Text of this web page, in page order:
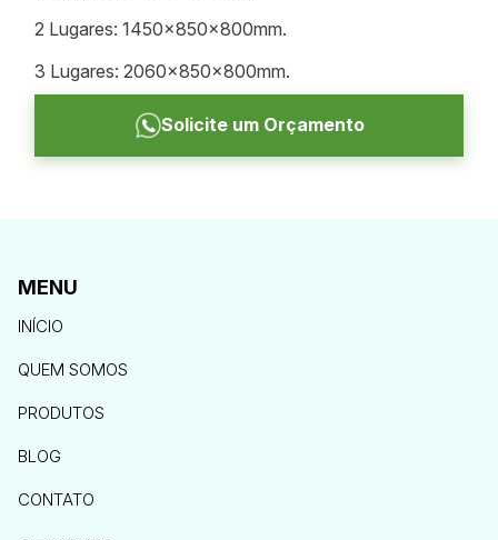
2 Lugares: 1450x850x800mm.
3 Lugares: 2060x850x800mm.
Solicite um Orçamento
MENU
INÍCIO
QUEM SOMOS
PRODUTOS
BLOG
CONTATO